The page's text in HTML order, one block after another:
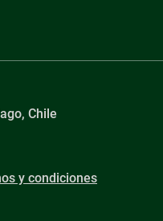
Chile
y condiciones